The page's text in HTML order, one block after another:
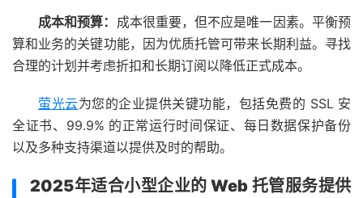
成本和预算： 成本很重要，但不应是唯一因素。平衡预
算和业务的关键功能，因为优质托管可带来长期利益。寻找
合理的计划并考虑折扣和长期订阅以降低正式成本。
萤光云为您的企业提供关键功能，包括免费的 SSL 安
全证书、99.9% 的正常运行时间保证、每日数据保护备份
以及多种支持渠道以提供及时的帮助。
2025年适合小型企业的 Web 托管服务提供